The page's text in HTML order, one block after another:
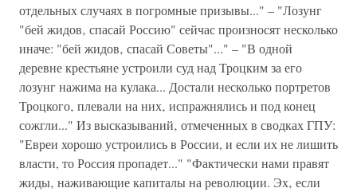
отдельных случаях в погромные призывы..." – "Лозунг
"бей жидов‚ спасай Россию" сейчас произносят несколько
иначе: "бей жидов‚ спасай Советы"..." – "В одной
деревне крестьяне устроили суд над Троцким за его
лозунг нажима на кулака... Достали несколько портретов
Троцкого‚ плевали на них‚ испражнялись и под конец
сожгли..." Из высказываний‚ отмеченных в сводках ГПУ:
"Евреи хорошо устроились в России, и если их не лишить
власти, то Россия пропадет..." "Фактически нами правят
жиды‚ наживающие капиталы на революции. Эх‚ если